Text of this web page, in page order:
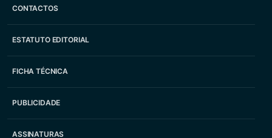
CONTACTOS
ESTATUTO EDITORIAL
FICHA TÉCNICA
PUBLICIDADE
ASSINATURAS